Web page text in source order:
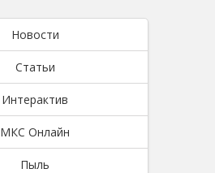
Новости
Статьи
Интерактив
МКС Онлайн
Пыль